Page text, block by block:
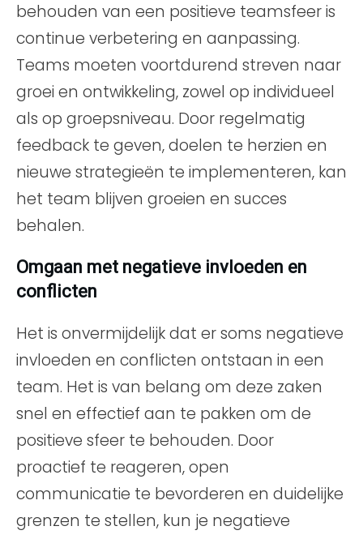
behouden van een positieve teamsfeer is
continue verbetering en aanpassing.
Teams moeten voortdurend streven naar
groei en ontwikkeling, zowel op individueel
als op groepsniveau. Door regelmatig
feedback te geven, doelen te herzien en
nieuwe strategieën te implementeren, kan
het team blijven groeien en succes
behalen.
Omgaan met negatieve invloeden en
conflicten
Het is onvermijdelijk dat er soms negatieve
invloeden en conflicten ontstaan in een
team. Het is van belang om deze zaken
snel en effectief aan te pakken om de
positieve sfeer te behouden. Door
proactief te reageren, open
communicatie te bevorderen en duidelijke
grenzen te stellen, kun je negatieve